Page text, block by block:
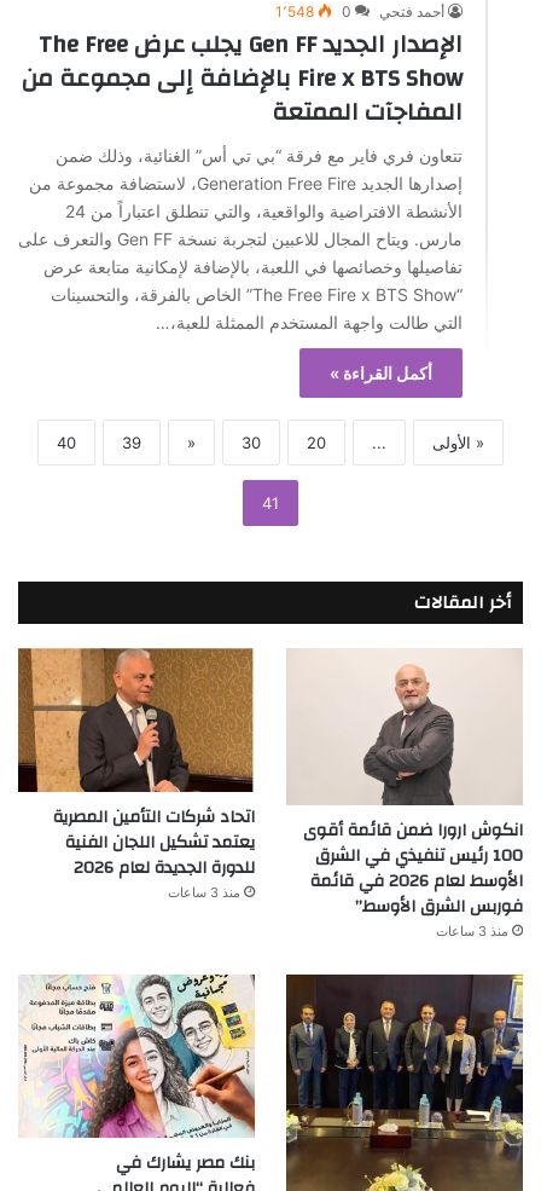
أحمد فتحي 0 1٬548
الإصدار الجديد Gen FF يجلب عرض The Free
Fire x BTS Show بالإضافة إلى مجموعة من
المفاجآت الممتعة
تتعاون فري فاير مع فرقة “بي تي أس” الغنائية، وذلك ضمن
إصدارها الجديد Generation Free Fire، لاستضافة مجموعة من
الأنشطة الافتراضية والواقعية، والتي تنطلق اعتباراً من 24
مارس. ويتاح المجال للاعبين لتجربة نسخة Gen FF والتعرف على
تفاصيلها وخصائصها في اللعبة، بالإضافة لإمكانية متابعة عرض
“The Free Fire x BTS Show” الخاص بالفرقة، والتحسينات
التي طالت واجهة المستخدم الممثلة للعبة،…
أكمل القراءة »
« الأولى ...
20
30
«
39
40
41
أخر المقالات
انكوش ارورا ضمن قائمة أقوى
100 رئيس تنفيذي في الشرق
الأوسط لعام 2026 في قائمة
فوربس الشرق الأوسط”
منذ 3 ساعات
اتحاد شركات التأمين المصرية
يعتمد تشكيل اللجان الفنية
للدورة الجديدة لعام 2026
منذ 3 ساعات
بنك مصر يشارك في